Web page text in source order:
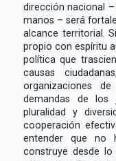
dirección nacional
manos – será
alcance territorial.
propio con espíritu
política que
causas
organizaciones
demandas de los
pluralidad y
cooperación
entender que no
construye desde